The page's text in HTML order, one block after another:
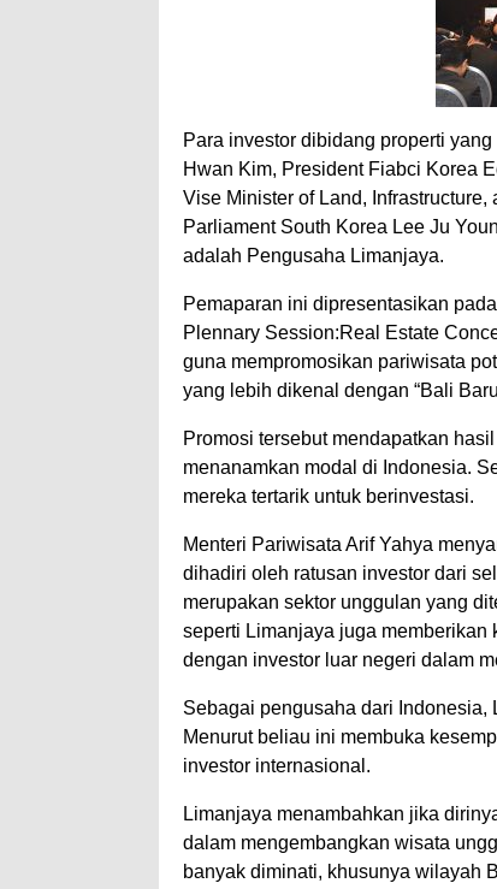
Para investor dibidang properti
Hwan Kim, President Fiabci Korea
Vise Minister of Land,
Parliament South Korea Lee Ju
adalah Pengusaha Limanjaya.
Pemaparan ini dipresentasikan
Plennary Session:Real Estate
guna mempromosikan pariwisata
yang lebih dikenal dengan “Bali
Promosi tersebut mendapatkan
menanamkan modal di Indonesia.
mereka tertarik untuk berinvestasi.
Menteri Pariwisata Arif Yahya
dihadiri oleh ratusan investor dari
merupakan sektor unggulan yang
seperti Limanjaya juga memberikan
dengan investor luar negeri dalam
Sebagai pengusaha dari
Menurut beliau ini membuka
investor internasional.
Limanjaya menambahkan jika
dalam mengembangkan wisata
banyak diminati, khusunya wilayah